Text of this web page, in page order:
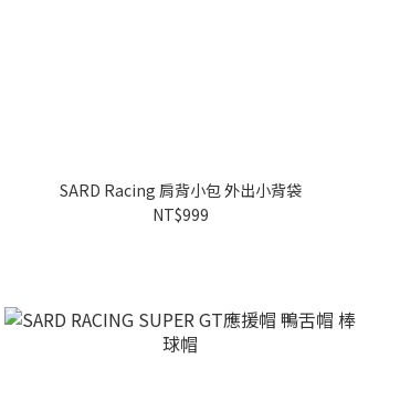
SARD Racing 肩背小包 外出小背袋
NT$999